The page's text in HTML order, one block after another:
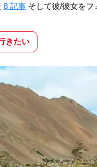
8 記事 そして彼/彼女を
きたい